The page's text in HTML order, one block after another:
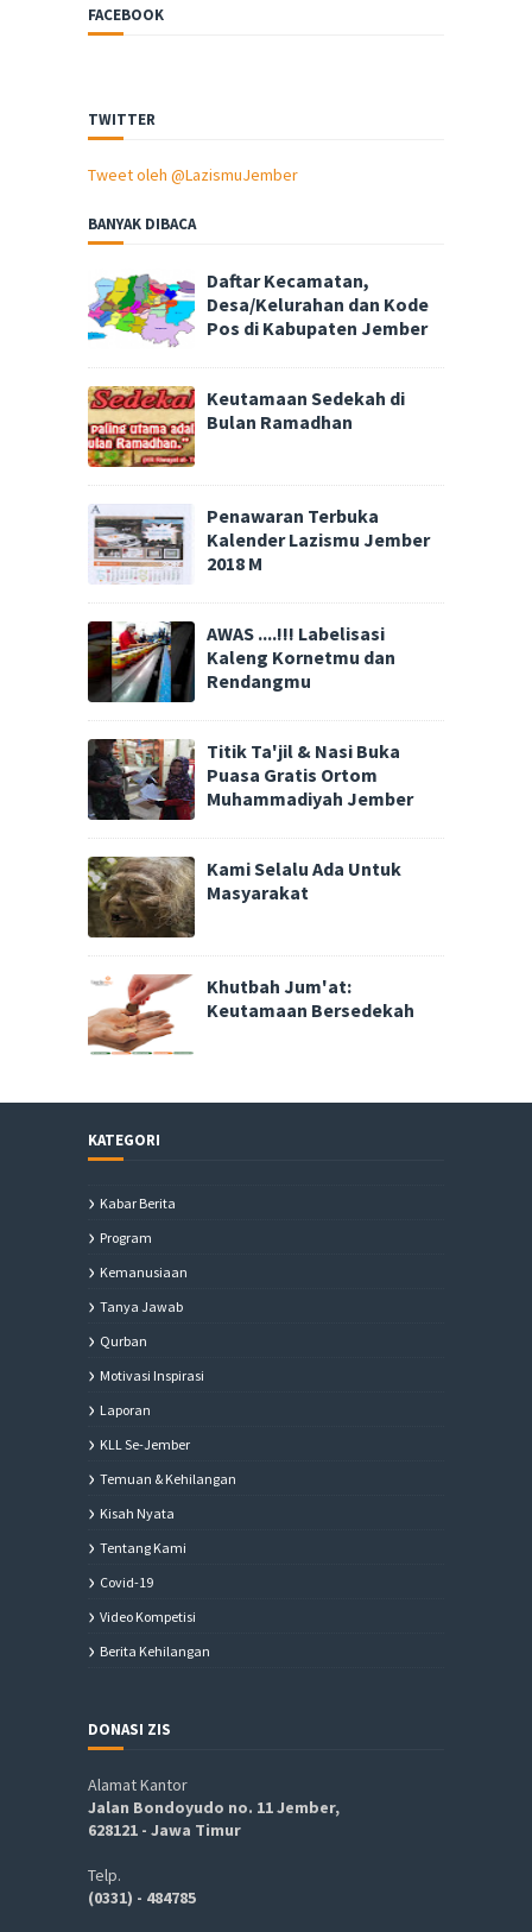
FACEBOOK
TWITTER
Tweet oleh @LazismuJember
BANYAK DIBACA
Daftar Kecamatan,
Desa/Kelurahan dan Kode
Pos di Kabupaten Jember
Keutamaan Sedekah di
Bulan Ramadhan
Penawaran Terbuka
Kalender Lazismu Jember
2018 M
AWAS ....!!! Labelisasi
Kaleng Kornetmu dan
Rendangmu
Titik Ta'jil & Nasi Buka
Puasa Gratis Ortom
Muhammadiyah Jember
Kami Selalu Ada Untuk
Masyarakat
Khutbah Jum'at:
Keutamaan Bersedekah
KATEGORI
Kabar Berita
Program
Kemanusiaan
Tanya Jawab
Qurban
Motivasi Inspirasi
Laporan
KLL Se-Jember
Temuan & Kehilangan
Kisah Nyata
Tentang Kami
Covid-19
Video Kompetisi
Berita Kehilangan
DONASI ZIS
Alamat Kantor
Jalan Bondoyudo no. 11 Jember,
628121 - Jawa Timur
Telp.
(0331) - 484785